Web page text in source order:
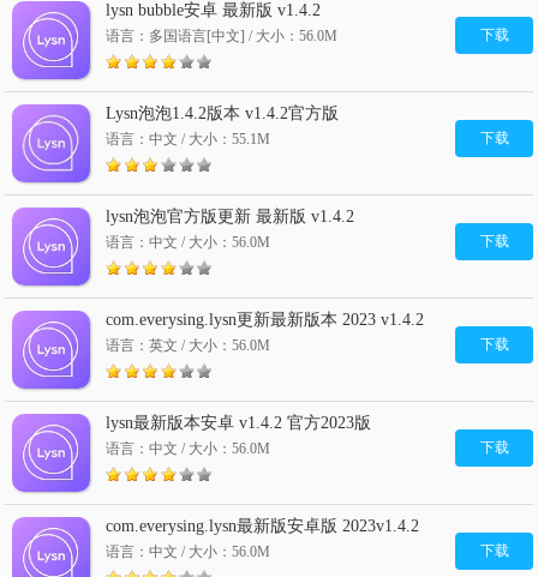
lysn bubble安卓 最新版 v1.4.2
语言：多国语言[中文] / 大小：56.0M 下载
Lysn泡泡1.4.2版本 v1.4.2官方版
语言：中文 / 大小：55.1M 下载
lysn泡泡官方版更新 最新版 v1.4.2
语言：中文 / 大小：56.0M 下载
com.everysing.lysn更新最新版本 2023 v1.4.2
语言：英文 / 大小：56.0M 下载
lysn最新版本安卓 v1.4.2 官方2023版
语言：中文 / 大小：56.0M 下载
com.everysing.lysn最新版安卓版 2023v1.4.2
语言：中文 / 大小：56.0M 下载